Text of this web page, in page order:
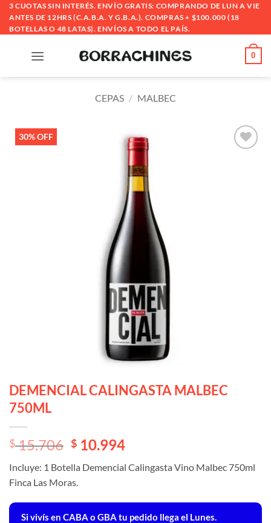
Saltar
contenido
3 CUOTAS SIN INTERÉS. ENVÍO GRATIS: COMPRANDO DE LUN A VIE
ANTES DE 12HRS (C.A.B.A. Y G.B.A.). COMPRAS + $100.000 (18
BOTELLAS O 48 LATAS). ENVÍOS A TODO EL PAÍS.
0
CEPAS / MALBEC
30% OFF
DEMENCIAL CALINGASTA MALBEC
750ML
El
original
era:
$ 15.706.
$15.706 El
actual
es:
$ 15.706.
$ 10.994
Incluye: 1 Botella Demencial Calingasta Vino Malbec 750ml
Finca Las Moras.
Si vivís en CABA o GBA tu pedido llega el Lunes.